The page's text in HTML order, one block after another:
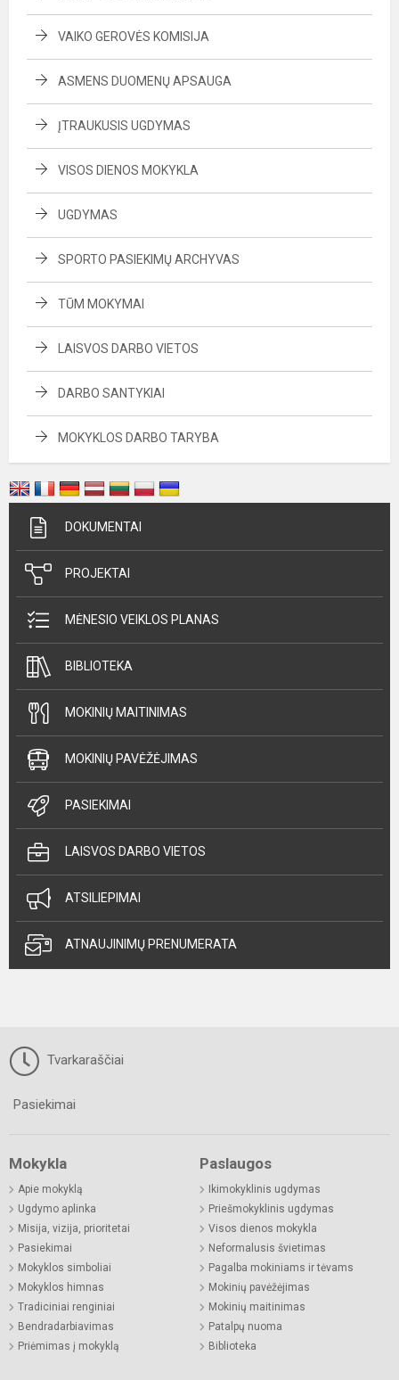
VAIKO GEROVĖS KOMISIJA
ASMENS DUOMENŲ APSAUGA
ĮTRAUKUSIS UGDYMAS
VISOS DIENOS MOKYKLA
UGDYMAS
SPORTO PASIEKIMŲ ARCHYVAS
TŪM MOKYMAI
LAISVOS DARBO VIETOS
DARBO SANTYKIAI
MOKYKLOS DARBO TARYBA
DOKUMENTAI
PROJEKTAI
MĖNESIO VEIKLOS PLANAS
BIBLIOTEKA
MOKINIŲ MAITINIMAS
MOKINIŲ PAVĖŽĖJIMAS
PASIEKIMAI
LAISVOS DARBO VIETOS
ATSILIEPIMAI
ATNAUJINIMŲ PRENUMERATA
Tvarkaraščiai
Pasiekimai
Mokykla
Apie mokyklą
Ugdymo aplinka
Misija, vizija, prioritetai
Pasiekimai
Mokyklos simboliai
Mokyklos himnas
Tradiciniai renginiai
Bendradarbiavimas
Priėmimas į mokyklą
Paslaugos
Ikimokyklinis ugdymas
Priešmokyklinis ugdymas
Visos dienos mokykla
Neformalusis švietimas
Pagalba mokiniams ir tėvams
Mokinių pavėžėjimas
Mokinių maitinimas
Patalpų nuoma
Biblioteka